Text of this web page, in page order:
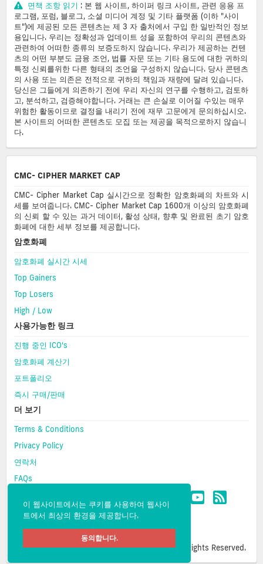
이 웹사이트에서는 쿠키를 사용하여 웹사이
트에서 최상의 환경을 제공합니다.
동의합니다.
면책 조항 읽기 : 본 웹 사이트, 하이퍼 링크 사이트, 관련 응용 프
로그램, 포럼, 블로그, 소셜 미디어 계정 및 기타 플랫폼 (이하 "사이
트")에 제공된 모든 콘텐츠는 제 3 자 출처에서 구입 한 일반적인 정보
용입니다. 우리는 정확성과 업데이트 성을 포함하여 우리의 콘텐츠와
관련하여 어떠한 종류의 보증도하지 않습니다. 우리가 제공하는 컨텐
츠의 어떤 부분도 금융 조언, 법률 자문 또는 기타 용도에 대한 귀하의
특정 신뢰를위한 다른 형태의 조언을 구성하지 않습니다. 당사 콘텐츠
의 사용 또는 의존은 전적으로 귀하의 책임과 재량에 달려 있습니다.
당신은 그들에게 의존하기 전에 우리 자신의 연구를 수행하고, 검토하
고, 분석하고, 검증해야합니다. 거래는 큰 손실로 이어질 수있는 매우
위험한 활동이므로 결정을 내리기 전에 재무 고문에게 문의하십시오.
본 사이트의 어떠한 콘텐츠도 모집 또는 제공을 목적으로하지 않습니
다.
CMC- CIPHER MARKET CAP
CMC- Cipher Market Cap 실시간으로 정확한 암호화폐의 차트와 시
세를 보여줍니다. CMC- Cipher Market Cap 1600개 이상의 암호화폐
의 신뢰 할 수 있는 과거 데이터, 활성 상태, 향후 및 완료된 초기 암호
화폐에 대한 세부 정보를 제공합니다.
암호화폐
암호화폐 실시간 시세
Top Gainers
Top Losers
High / Low
사용가능한 링크
진행 중인 ICO's
암호화폐 계산기
포트폴리오
즉시 구매/판매
더 보기
Terms & Conditions
Privacy Policy
연락처
FAQs
Copyright © 2026 CMC- Cipher Market Cap. All Rights Reserved.